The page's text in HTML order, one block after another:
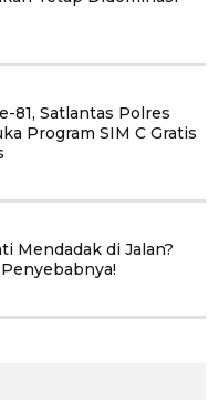
81, Satlantas Polres
Program SIM C Gratis
Mendadak di Jalan?